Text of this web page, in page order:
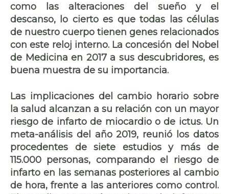
como las alteraciones del sueño y el
descanso, lo cierto es que todas las células
de nuestro cuerpo tienen genes relacionados
con este reloj interno. La concesión del Nobel
de Medicina en 2017 a sus descubridores, es
buena muestra de su importancia.
Las implicaciones del cambio horario sobre
la salud alcanzan a su relación con un mayor
riesgo de infarto de miocardio o de ictus. Un
meta-análisis del año 2019, reunió los datos
procedentes de siete estudios y más de
115.000 personas, comparando el riesgo de
infarto en las semanas posteriores al cambio
de hora, frente a las anteriores como control.